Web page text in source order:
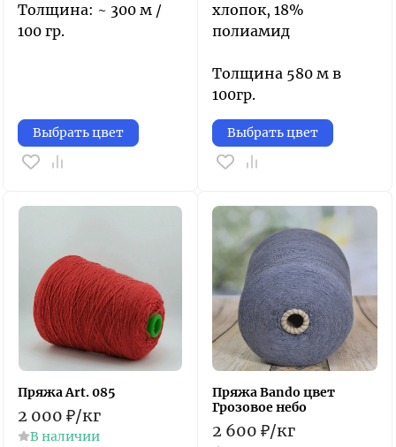
Толщина: ~ 300 м /
100 гр.
Выбрать цвет
хлопок, 18%
полиамид
Толщина 580 м в
100гр.
Выбрать цвет
Пряжа Art. 085
2 000 ₽/кг
В наличии
Пряжа Bando цвет
Грозовое небо
2 600 ₽/кг